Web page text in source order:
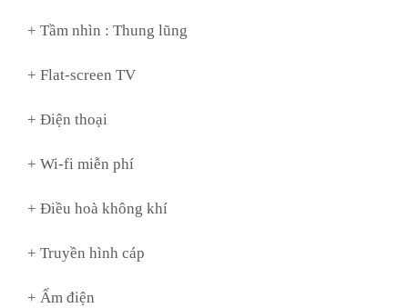
+ Tầm nhìn : Thung lũng
+ Flat-screen TV
+ Điện thoại
+ Wi-fi miễn phí
+ Điều hoà không khí
+ Truyền hình cáp
+ Ấm điện